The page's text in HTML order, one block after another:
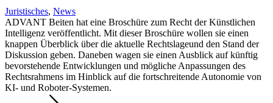
Juristisches, News
ADVANT Beiten hat eine Broschüre zum Recht der Künstlichen
Intelligenz veröffentlicht. Mit dieser Broschüre wollen sie einen
knappen Überblick über die aktuelle Rechtslageund den Stand der
Diskussion geben. Daneben wagen sie einen Ausblick auf künftig
bevorstehende Entwicklungen und mögliche Anpassungen des
Rechtsrahmens im Hinblick auf die fortschreitende Autonomie von
KI- und Roboter-Systemen.